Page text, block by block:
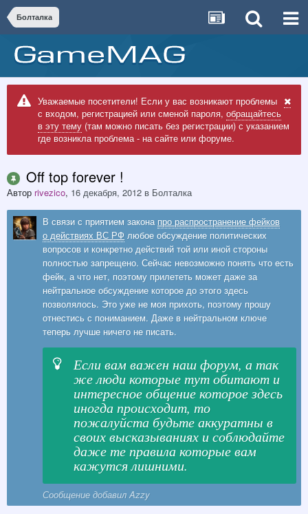
Болталка
Уважаемые посетители! Если у вас возникают проблемы
с входом, регистрацией или сменой пароля, обращайтесь
в эту тему (там можно писать без регистрации) с указанием
где возникла проблема - на сайте или форуме.
Off top forever !
Автор rivezico, 16 декабря, 2012 в Болталка
В связи с приятием закона про распространение фейков
о действиях ВС РФ любое обсуждение политических
вопросов и конкретно действий той или иной стороны
полностью запрещено. Сейчас невозможно понять что есть
фейк, а что нет, поэтому прилететь может даже за
нейтральное обсуждение которое до этого здесь
позволялось. Это уже не моя прихоть, поэтому прошу
отнестись с пониманием. Даже в нейтральном ключе
теперь лучше ничего не писать.
Если вам важен наш форум, а так
же люди которые тут обитают и
интересное общение которое здесь
иногда происходит, то
пожалуйста будьте аккуратны в
своих высказываниях и соблюдайте
даже те правила которые вам
кажутся лишними.
Сообщение добавил Azzy